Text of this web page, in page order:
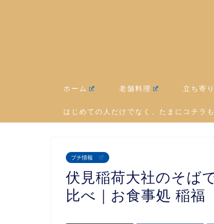
ホーム 老舗料理 立ち寄
はじめての人だけでなく、たまにコチラ
プチ情報
伏見稲荷大社のそば
比べ｜お食事処 稲福